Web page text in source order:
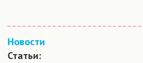
Новости
Статьи: